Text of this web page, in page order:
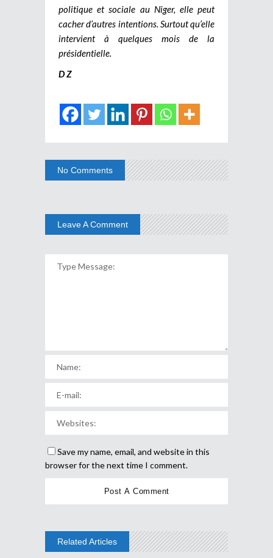
politique et sociale au Niger, elle peut
cacher d’autres intentions. Surtout qu’elle
intervient à quelques mois de la
présidentielle.
D Z
No Comments
Leave A Comment
Save my name, email, and website in this
browser for the next time I comment.
Related Articles